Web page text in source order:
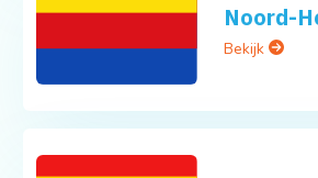
Noord-
Bekijk